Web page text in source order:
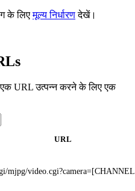
के लिएमूल्य निर्धारणदेखें।
URL उत्पन्न करने के लिए एक
URL
mjpg/